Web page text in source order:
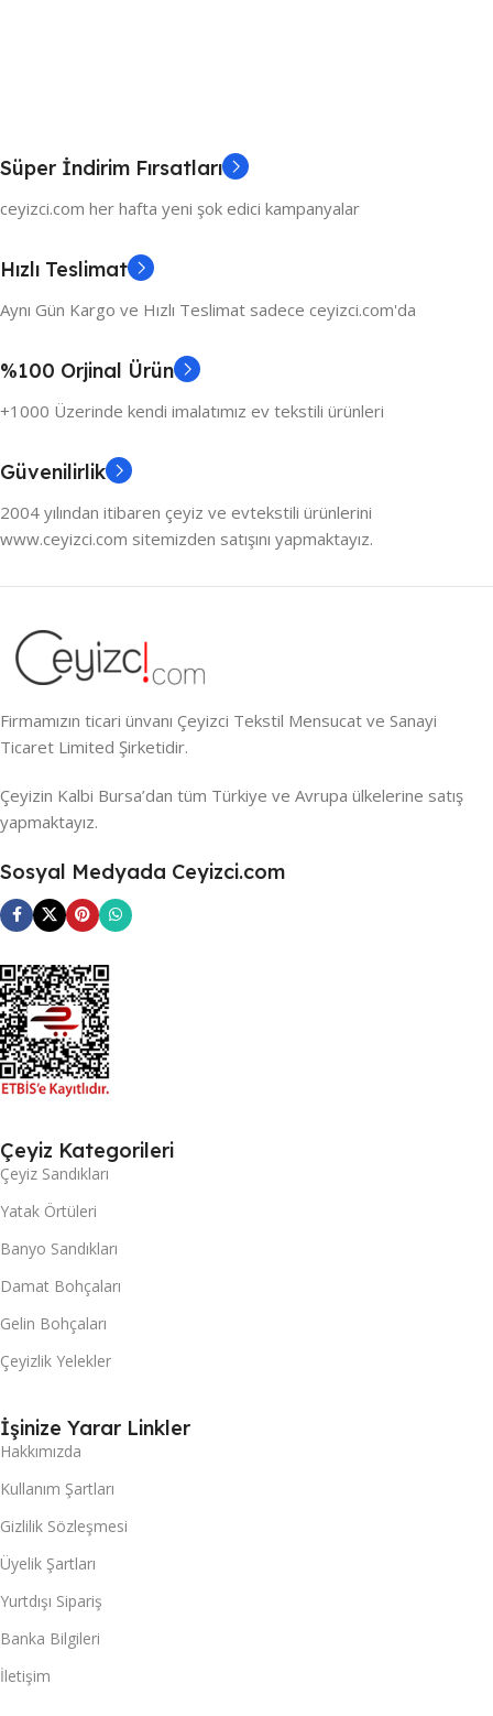
Süper İndirim Fırsatları
ceyizci.com her hafta yeni şok edici kampanyalar
Hızlı Teslimat
Aynı Gün Kargo ve Hızlı Teslimat sadece ceyizci.com'da
%100 Orjinal Ürün
+1000 Üzerinde kendi imalatımız ev tekstili ürünleri
Güvenilirlik
2004 yılından itibaren çeyiz ve evtekstili ürünlerini
www.ceyizci.com sitemizden satışını yapmaktayız.
Firmamızın ticari ünvanı Çeyizci Tekstil Mensucat ve Sanayi
Ticaret Limited Şirketidir.
Çeyizin Kalbi Bursa’dan tüm Türkiye ve Avrupa ülkelerine satış
yapmaktayız.
Sosyal Medyada Ceyizci.com
Çeyiz Kategorileri
Çeyiz Sandıkları
Yatak Örtüleri
Banyo Sandıkları
Damat Bohçaları
Gelin Bohçaları
Çeyizlik Yelekler
İşinize Yarar Linkler
Hakkımızda
Kullanım Şartları
Gizlilik Sözleşmesi
Üyelik Şartları
Yurtdışı Sipariş
Banka Bilgileri
İletişim